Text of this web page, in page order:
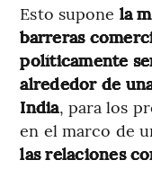
Esto supone la
barreras
políticamente
alrededor de
India, para los
en el marco de
las relaciones